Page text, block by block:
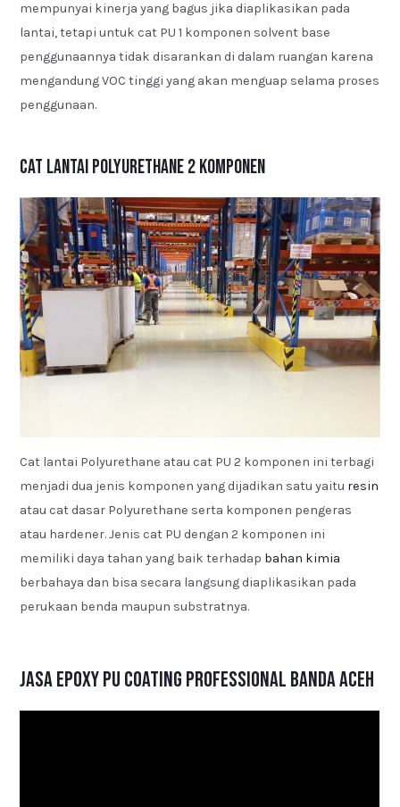
mempunyai kinerja yang bagus jika diaplikasikan pada
lantai, tetapi untuk cat PU 1 komponen solvent base
penggunaannya tidak disarankan di dalam ruangan karena
mengandung VOC tinggi yang akan menguap selama proses
penggunaan.
Cat Lantai Polyurethane 2 Komponen
Cat lantai Polyurethane atau cat PU 2 komponen ini terbagi
menjadi dua jenis komponen yang dijadikan satu yaitu resin
atau cat dasar Polyurethane serta komponen pengeras
atau hardener. Jenis cat PU dengan 2 komponen ini
memiliki daya tahan yang baik terhadap bahan kimia
berbahaya dan bisa secara langsung diaplikasikan pada
perukaan benda maupun substratnya.
Jasa Epoxy PU Coating Professional Banda Aceh